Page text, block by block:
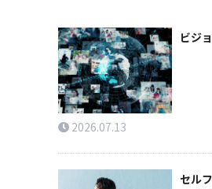
ビジ
2026.07.13
セル